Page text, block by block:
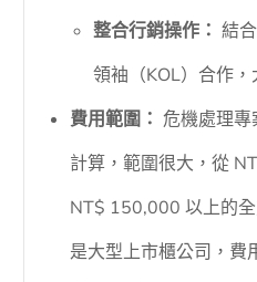
整合行銷操作： 結
領袖（KOL）合作，
費用範圍： 危機處理
計算，範圍很大，從
NT$ 150,000 以上的
是大型上市櫃公司，費